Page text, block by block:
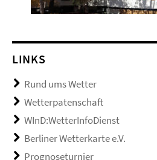
LINKS
Rund ums Wetter
Wetterpatenschaft
WInD:WetterInfoDienst
Berliner Wetterkarte e.V.
Prognoseturnier